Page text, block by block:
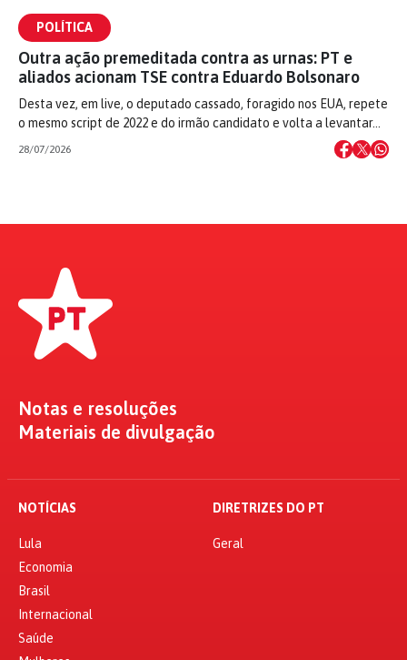
POLÍTICA
Outra ação premeditada contra as urnas: PT e
aliados acionam TSE contra Eduardo Bolsonaro
Desta vez, em live, o deputado cassado, foragido nos EUA, repete
o mesmo script de 2022 e do irmão candidato e volta a levantar…
28/07/2026
Notas e resoluções
Materiais de divulgação
NOTÍCIAS
Lula
Economia
Brasil
Internacional
Saúde
DIRETRIZES DO PT
Geral